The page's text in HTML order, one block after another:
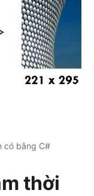
có bằng C#
thời